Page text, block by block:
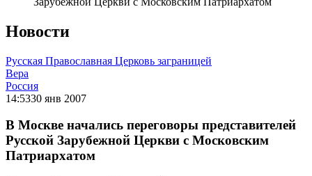
Новости
Русская Православная Церковь заграницей
Вера
Россия
14:5330 янв 2007
В Москве начались переговоры представителей
Русской Зарубежной Церкви с Московским
Патриархатом